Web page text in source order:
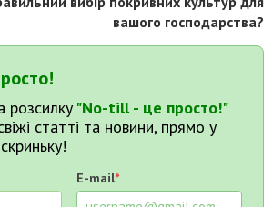
вашого господарства?
розсилку "No-till - це просто!"
статті та новини, прямо у
E-mail*